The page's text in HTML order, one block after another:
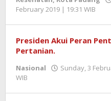
February 2019 | 19:31 WIB
Presiden Akui Peran
Pertanian.
Nasional
Sunday, 3
WIB